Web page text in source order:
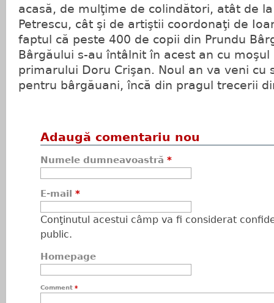
acasă, de mulţime de colindători, atât de
Petrescu, cât şi de artiştii coordonaţi de
faptul că peste 400 de copii din Prundu
Bârgăului s-au întâlnit în acest an cu moşul
primarului Doru Crişan. Noul an va veni cu
pentru bârgăuani, încă din pragul trecerii
Adaugă comentariu nou
Numele dumneavoastră *
E-mail *
Conţinutul acestui câmp va fi considerat
public.
Homepage
Comment *